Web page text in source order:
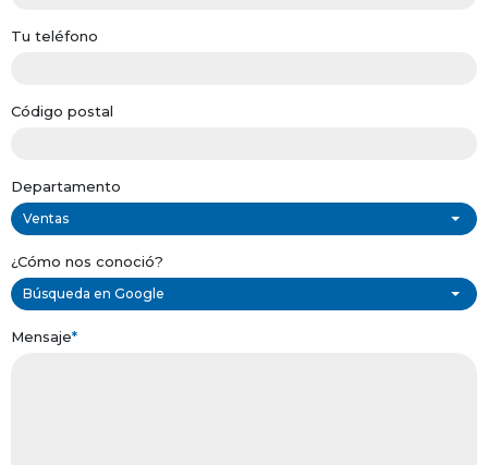
Tu teléfono
Código postal
Departamento
Ventas
¿Cómo nos conoció?
Búsqueda en Google
Mensaje*